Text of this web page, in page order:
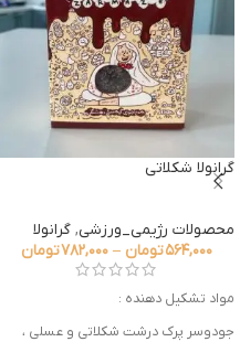
گرانولا شکلاتی
محصولات رژیمی_ورزشی, گرانولا
۵۶۴,۰۰۰تومان – ۷۸۲,۰۰۰تومان
مواد تشکیل دهنده :
جودوسر پرک درشت شکلاتی و عسلی ،